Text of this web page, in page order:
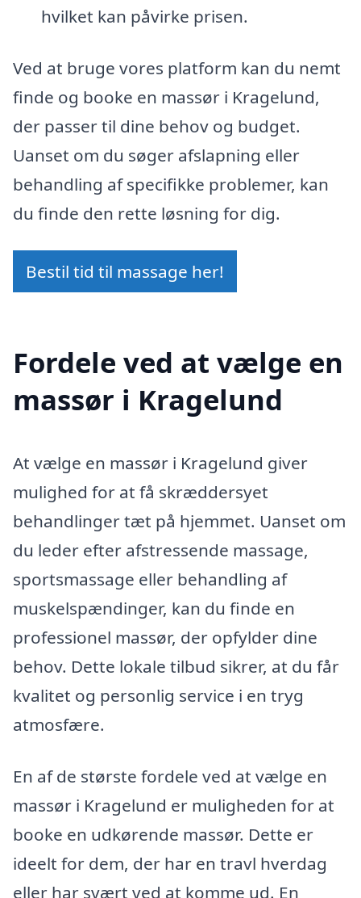
hvilket kan påvirke prisen.
Ved at bruge vores platform kan du nemt
finde og booke en massør i Kragelund,
der passer til dine behov og budget.
Uanset om du søger afslapning eller
behandling af specifikke problemer, kan
du finde den rette løsning for dig.
Bestil tid til massage her!
Fordele ved at vælge en
massør i Kragelund
At vælge en massør i Kragelund giver
mulighed for at få skræddersyet
behandlinger tæt på hjemmet. Uanset om
du leder efter afstressende massage,
sportsmassage eller behandling af
muskelspændinger, kan du finde en
professionel massør, der opfylder dine
behov. Dette lokale tilbud sikrer, at du får
kvalitet og personlig service i en tryg
atmosfære.
En af de største fordele ved at vælge en
massør i Kragelund er muligheden for at
booke en udkørende massør. Dette er
ideelt for dem, der har en travl hverdag
eller har svært ved at komme ud. En